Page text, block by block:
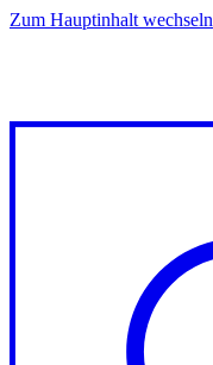
Zum Hauptinhalt wechseln